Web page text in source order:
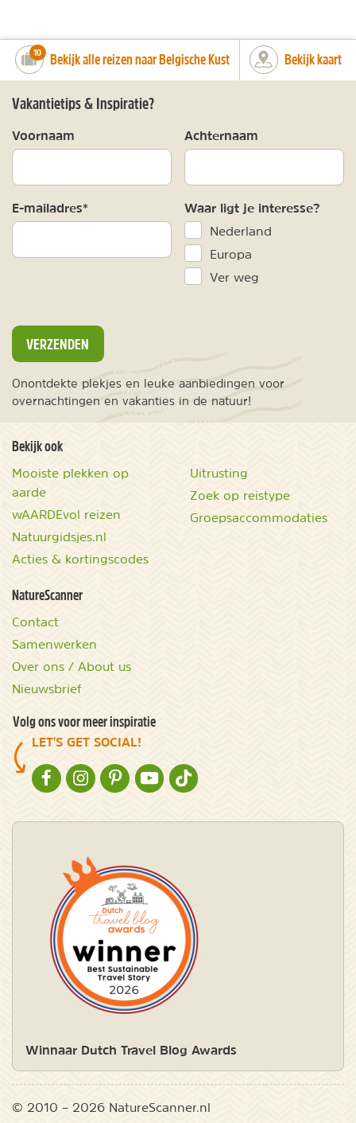
number_of_trips:
10 Bekijk alle reizen naar Belgische Kust Bekijk kaart
Vakantietips & Inspiratie?
Voornaam Achternaam
E-mailadres* Waar ligt je interesse?
Nederland
Europa
Ver weg
VERZENDEN
Onontdekte plekjes en leuke aanbiedingen voor
overnachtingen en vakanties in de natuur!
Bekijk ook
Mooiste plekken op
aarde
wAARDEvol reizen
Natuurgidsjes.nl
Acties & kortingscodes
Uitrusting
Zoek op reistype
Groepsaccommodaties
NatureScanner
Contact
Samenwerken
Over ons / About us
Nieuwsbrief
Volg ons voor meer inspiratie
LET'S GET SOCIAL!
NATURESCANNER OP FACEBOOK
NATURESCANNER OP INSTAGRAM
NATURESCANNER OP PINTEREST
NATURESCANNER OP YOUTUBE
NATURESCANNER OP TIKTOK
Winnaar Dutch Travel Blog Awards
© 2010 – 2026 NatureScanner.nl